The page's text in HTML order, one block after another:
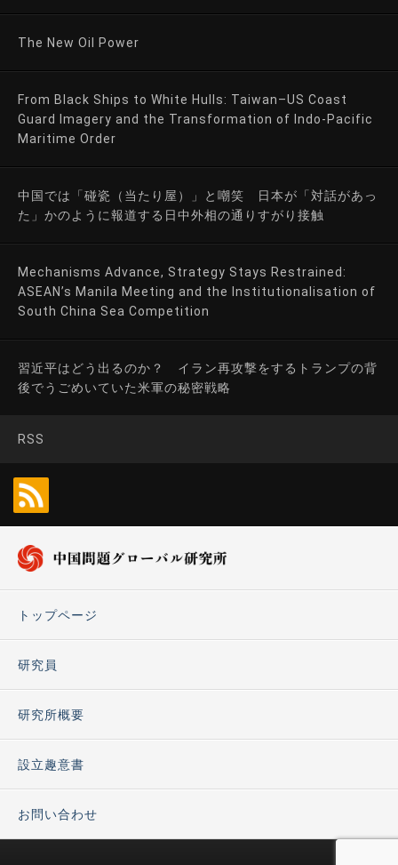
The New Oil Power
From Black Ships to White Hulls: Taiwan–US Coast
Guard Imagery and the Transformation of Indo-Pacific
Maritime Order
中国では「碰瓷（当たり屋）」と嘲笑 日本が「対話があっ
た」かのように報道する日中外相の通りすがり接触
Mechanisms Advance, Strategy Stays Restrained:
ASEAN’s Manila Meeting and the Institutionalisation of
South China Sea Competition
習近平はどう出るのか？ イラン再攻撃をするトランプの背
後でうごめいていた米軍の秘密戦略
RSS
トップページ
研究員
研究所概要
設立趣意書
お問い合わせ